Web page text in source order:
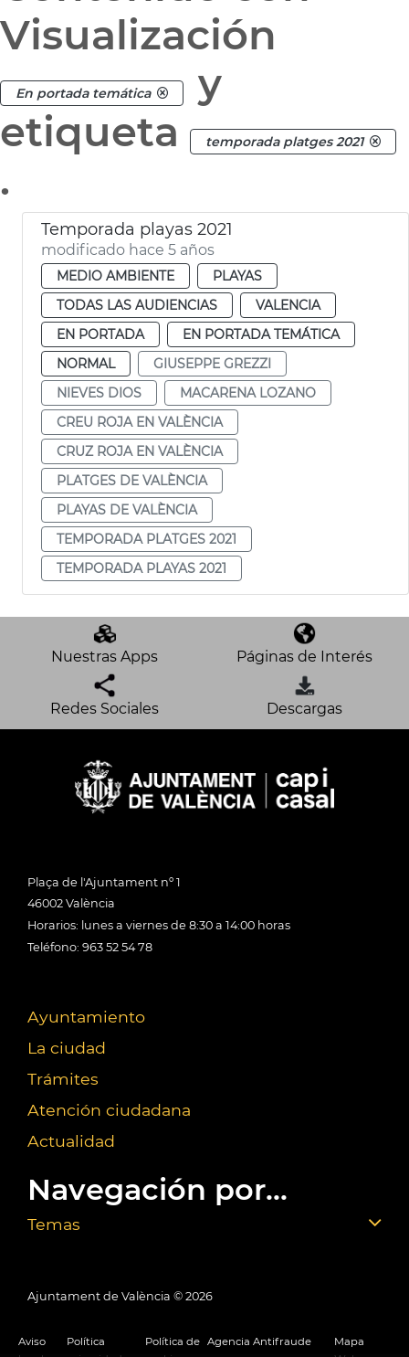
Visualización
En portada temática
y
etiqueta
temporada platges 2021
.
Temporada playas 2021
modificado hace 5 años
MEDIO AMBIENTE
PLAYAS
TODAS LAS AUDIENCIAS
VALENCIA
EN PORTADA
EN PORTADA TEMÁTICA
NORMAL
GIUSEPPE GREZZI
NIEVES DIOS
MACARENA LOZANO
CREU ROJA EN VALÈNCIA
CRUZ ROJA EN VALÈNCIA
PLATGES DE VALÈNCIA
PLAYAS DE VALÈNCIA
TEMPORADA PLATGES 2021
TEMPORADA PLAYAS 2021
Nuestras Apps Páginas de Interés
Redes Sociales Descargas
Plaça de l'Ajuntament nº 1
46002 València
Horarios: lunes a viernes de 8:30 a 14:00 horas
Teléfono: 963 52 54 78
Ayuntamiento
La ciudad
Trámites
Atención ciudadana
Actualidad
Navegación por...
Temas
Ajuntament de València © 2026
Aviso
Política
Política de Agencia Antifraude
Mapa